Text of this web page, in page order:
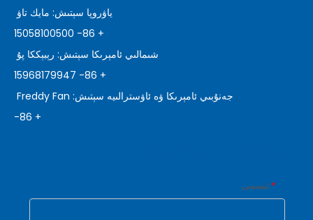
ياۋروپا سېتىش: مايك تاۋ
+ 86- 15058100500
شىمالىي ئامېرىكا سېتىش: رېبېككا پۇ
+ 86- 15968179947
جەنۇبىي ئامېرىكا ۋە ئاۋسترالىيە سېتىش: Freddy Fan
+ 86-
*ئىسمى